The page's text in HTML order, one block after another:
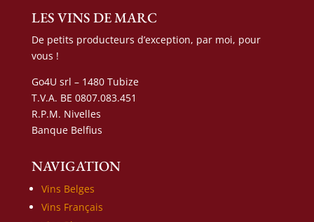
LES VINS DE MARC
De petits producteurs d’exception, par moi, pour
vous !
Go4U srl – 1480 Tubize
T.V.A. BE 0807.083.451
R.P.M. Nivelles
Banque Belfius
NAVIGATION
Vins Belges
Vins Français